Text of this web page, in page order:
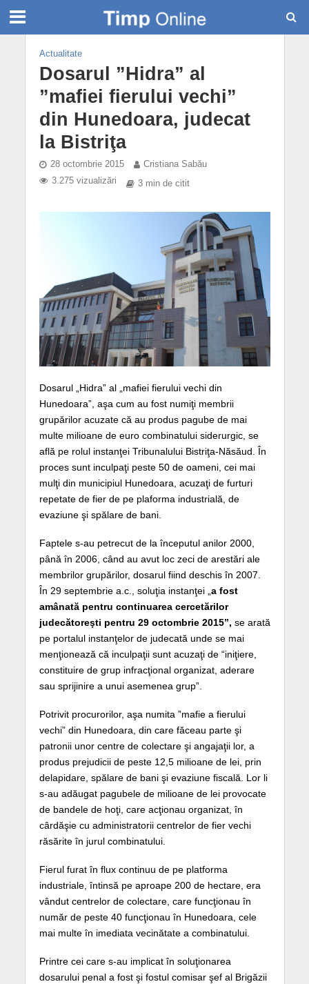
Actualitate
Dosarul ”Hidra” al
”mafiei fierului vechi”
din Hunedoara, judecat
la Bistriţa
28 octombrie 2015
Cristiana Sabău
3.275 vizualizări
3 min de citit
Dosarul „Hidra” al „mafiei fierului vechi din
Hunedoara”, aşa cum au fost numiţi membrii
grupărilor acuzate că au produs pagube de mai
multe milioane de euro combinatului siderurgic, se
află pe rolul instanţei Tribunalului Bistriţa-Năsăud. În
proces sunt inculpaţi peste 50 de oameni, cei mai
mulţi din municipiul Hunedoara, acuzaţi de furturi
repetate de fier de pe plaforma industrială, de
evaziune şi spălare de bani.
Faptele s-au petrecut de la începutul anilor 2000,
până în 2006, când au avut loc zeci de arestări ale
membrilor grupărilor, dosarul fiind deschis în 2007.
În 29 septembrie a.c., soluţia instanţei „a fost
amânată pentru continuarea cercetărilor
judecătoreşti pentru 29 octombrie 2015”, se arată
pe portalul instanţelor de judecată unde se mai
menţionează că inculpaţii sunt acuzaţi de “iniţiere,
constituire de grup infracţional organizat, aderare
sau sprijinire a unui asemenea grup”.
Potrivit procurorilor, aşa numita ”mafie a fierului
vechi” din Hunedoara, din care făceau parte şi
patronii unor centre de colectare şi angajaţii lor, a
produs prejudicii de peste 12,5 milioane de lei, prin
delapidare, spălare de bani şi evaziune fiscală. Lor li
s-au adăugat pagubele de milioane de lei provocate
de bandele de hoţi, care acţionau organizat, în
cârdăşie cu administratorii centrelor de fier vechi
răsărite în jurul combinatului.
Fierul furat în flux continuu de pe platforma
industriale, întinsă pe aproape 200 de hectare, era
vândut centrelor de colectare, care funcţionau în
număr de peste 40 funcţionau în Hunedoara, cele
mai multe în imediata vecinătate a combinatului.
Printre cei care s-au implicat în soluţionarea
dosarului penal a fost şi fostul comisar şef al Brigăzii